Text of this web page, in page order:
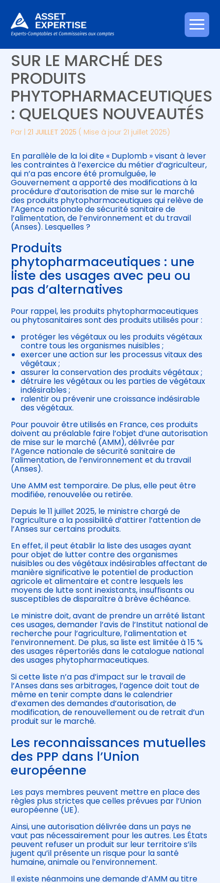
Aller
au
Créer et reprendre une activité
Gérer votre quotidien
Piloter votre entreprise
Développer votre entreprise
Construire votre patrimoine
Être prêt pour la facturation
électronique
Piloter votre gestion
Suivre votre comptabilité
Gérer vos ressources humaines
AUTORISATIONS DE MISE
SUR LE MARCHÉ DES
PRODUITS
PHYTOPHARMACEUTIQUES
: QUELQUES NOUVEAUTÉS
Par |21 JUILLET 2025 ( Mise à jour 21 juillet 2025)
En parallèle de la loi dite « Duplomb » visant à lever
les contraintes à l’exercice du métier d’agriculteur,
qui n’a pas encore été promulguée, le
Gouvernement a apporté des modifications à la
procédure d’autorisation de mise sur le marché
des produits phytopharmaceutiques qui relève de
l’Agence nationale de sécurité sanitaire de
l’alimentation, de l’environnement et du travail
(Anses). Lesquelles ?
Produits
phytopharmaceutiques : une
liste des usages avec peu ou
pas d’alternatives
Pour rappel, les produits phytopharmaceutiques
ou phytosanitaires sont des produits utilisés pour :
protéger les végétaux ou les produits végétaux
contre tous les organismes nuisibles ;
exercer une action sur les processus vitaux des
végétaux ;
assurer la conservation des produits végétaux ;
détruire les végétaux ou les parties de végétaux
indésirables ;
ralentir ou prévenir une croissance indésirable
des végétaux.
Pour pouvoir être utilisés en France, ces produits
doivent au préalable faire l’objet d’une autorisation
de mise sur le marché (AMM), délivrée par
l’Agence nationale de sécurité sanitaire de
l’alimentation, de l’environnement et du travail
(Anses).
Une AMM est temporaire. De plus, elle peut être
modifiée, renouvelée ou retirée.
Depuis le 11 juillet 2025, le ministre chargé de
l’agriculture a la possibilité d’attirer l’attention de
l’Anses sur certains produits.
En effet, il peut établir la liste des usages ayant
pour objet de lutter contre des organismes
nuisibles ou des végétaux indésirables affectant de
manière significative le potentiel de production
agricole et alimentaire et contre lesquels les
moyens de lutte sont inexistants, insuffisants ou
susceptibles de disparaître à brève échéance.
Le ministre doit, avant de prendre un arrêté listant
ces usages, demander l’avis de l’Institut national de
recherche pour l’agriculture, l’alimentation et
l’environnement. De plus, sa liste est limitée à 15 %
des usages répertoriés dans le catalogue national
des usages phytopharmaceutiques.
Si cette liste n’a pas d’impact sur le travail de
l’Anses dans ses arbitrages, l’agence doit tout de
même en tenir compte dans le calendrier
d’examen des demandes d’autorisation, de
modification, de renouvellement ou de retrait d’un
produit sur le marché.
Les reconnaissances mutuelles
des PPP dans l’Union
européenne
Les pays membres peuvent mettre en place des
règles plus strictes que celles prévues par l’Union
européenne (UE).
Ainsi, une autorisation délivrée dans un pays ne
vaut pas nécessairement pour les autres. Les États
peuvent refuser un produit sur leur territoire s’ils
jugent qu’il présente un risque pour la santé
humaine, animale ou l’environnement.
Il existe néanmoins une demande d’AMM au titre